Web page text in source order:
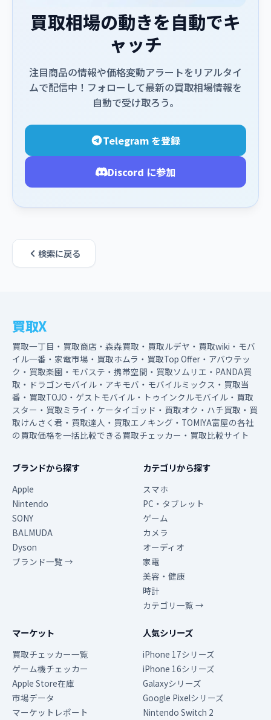
買取相場の動きを自動でキ
ャッチ
注目商品の情報や価格変動アラートをリアルタイ
ムで配信中！フォローして最新の買取相場情報を
自動で受け取ろう。
Telegram を登録
Discord に参加
検索に戻る
買取X
買取一丁目・買取商店・森森買取・買取ルデヤ・買取wiki・モバ
イル一番・家電市場・買取ホムラ・買取Top Offer・アバウテッ
ク・買取楽園・モバステ・携帯空間・買取ソムリエ・PANDA買
取・ドラゴンモバイル・アキモバ・モバイルミックス・買取当
番・買取TOJO・ゲストモバイル・トゥインクルモバイル・買取
スター・買取ミライ・ケータイゴッド・買取オク・ハチ買取・買
取けんさく君・買取達人・買取エノキング・TOMIYA富屋の各社
の買取価格を一括比較できる買取チェッカー・買取比較サイト
ブランドから探す
Apple
Nintendo
SONY
BALMUDA
Dyson
ブランド一覧 →
カテゴリから探す
スマホ
PC・タブレット
ゲーム
カメラ
オーディオ
家電
美容・健康
時計
カテゴリ一覧 →
マーケット
買取チェッカー一覧
ゲーム機チェッカー
Apple Store在庫
市場データ
マーケットレポート
人気シリーズ
iPhone 17シリーズ
iPhone 16シリーズ
Galaxyシリーズ
Google Pixelシリーズ
Nintendo Switch 2